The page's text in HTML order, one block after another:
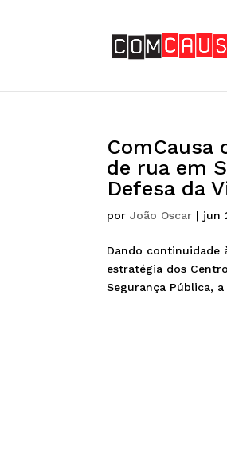
ComCausa
de rua em
Defesa da
porJoão Oscar | jun
Dando continuidade
estratégia dos
Segurança Pública, a